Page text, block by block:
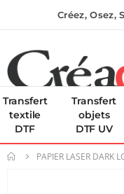
Créez, Osez,
Transfert
textile
DTF
Transfert
objets
DTF UV
PAPIER LASER DARK